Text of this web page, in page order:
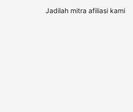
Jadilah mitra afiliasi kami